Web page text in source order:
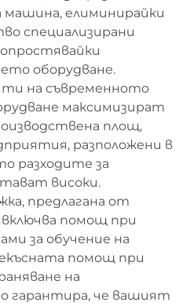
машина, елиминирайки
специализирани
оборудване.
на съвременното
максимизират
площ,
разположени в
разходите за
високи.
предлагана от
помощ при
за обучение на
помощ при
на
гарантира, че вашият